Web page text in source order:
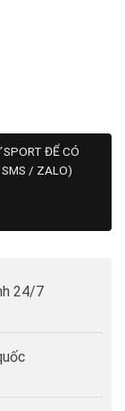
SPORT ĐỂ CÓ
/ ZALO)
24/7